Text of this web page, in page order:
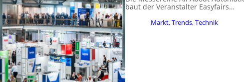
baut der Veranstalter Easyfairs…
Markt, Trends, Technik